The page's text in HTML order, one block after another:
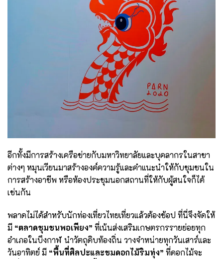
อีกทั้งมีการสร้างเครือข่ายกับมหาวิทยาลัยและบุคลากรในสาขา
ต่างๆ หมุนเวียนมาสร้างองค์ความรู้และคำแนะนำให้กับชุมชนใน
การสร้างอาชีพ หรือห้องประชุมนอกสถานที่ให้กับผู้สนใจก็ได้
เช่นกัน
พลาดไม่ได้สำหรับนักท่องเที่ยวไทยเที่ยวแล้วต้องช้อป ที่นี่จึงจัดให้
มี “ตลาดชุมชนพอเพียง” ที่เน้นส่งเสริมเกษตรกรรายย่อยทุก
อำเภอในบึงกาฬ นำวัตถุดิบท้องถิ่น วางจำหน่ายทุกวันเสาร์และ
วันอาทิตย์ มี “พื้นที่ศิลปะและชมดอกไม้ริมทุ่ง” ที่ดอกไม้จะ